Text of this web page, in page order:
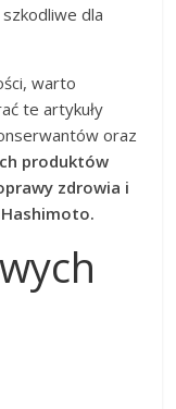
dla
warto
te artykuły
oraz
produktów
zdrowia i